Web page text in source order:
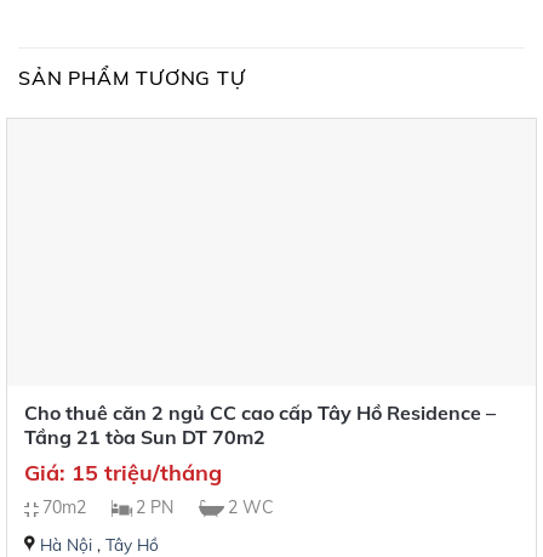
SẢN PHẨM TƯƠNG TỰ
Cho thuê căn 2 ngủ CC cao cấp Tây Hồ Residence –
Tầng 21 tòa Sun DT 70m2
Giá: 15 triệu/tháng
70m2 2 PN 2 WC
Hà Nội, Tây Hồ